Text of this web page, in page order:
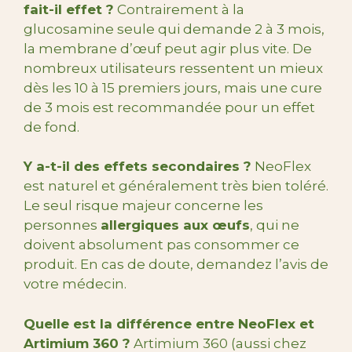
fait-il effet ? Contrairement à la
glucosamine seule qui demande 2 à 3 mois,
la membrane d’œuf peut agir plus vite. De
nombreux utilisateurs ressentent un mieux
dès les 10 à 15 premiers jours, mais une cure
de 3 mois est recommandée pour un effet
de fond.
Y a-t-il des effets secondaires ? NeoFlex
est naturel et généralement très bien toléré.
Le seul risque majeur concerne les
personnes allergiques aux œufs, qui ne
doivent absolument pas consommer ce
produit. En cas de doute, demandez l’avis de
votre médecin.
Quelle est la différence entre NeoFlex et
Artimium 360 ? Artimium 360 (aussi chez